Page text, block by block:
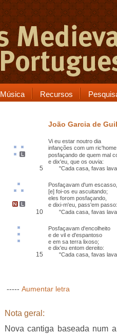
Música Recursos
João Garcia de
Vi eu estar noutro dia
infanções com um ric'home
posfaçando de quem mal
e dix'eu, que os ouvia:
5 "Cada casa, favas
Posfaçavam d'um escasso
[e] foi-os eu ascuitando;
eles forom posfaçando,
e dixi-m'eu, pass'em passo:
10 "Cada casa, favas
Posfaçavam d'encolheito
e de vil e d'espantoso
e em sa terra lixoso;
e dix'eu entom dereito:
15 "Cada casa, favas
----- Aumentar letra
Nota geral:
Nova cantiga baseada num